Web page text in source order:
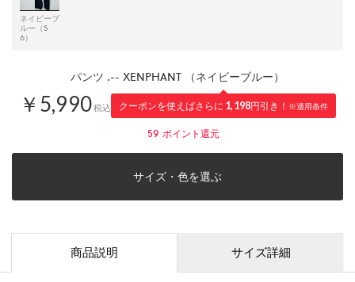
ネイビーブ
ルー（5
6）
パンツ .-- XENPHANT （ネイビーブルー）
￥5,990税込 クーポンを使えばさらに 1,198円引き！ ※適用条件
59 ポイント還元
サイズ・色を選ぶ
商品説明 サイズ詳細